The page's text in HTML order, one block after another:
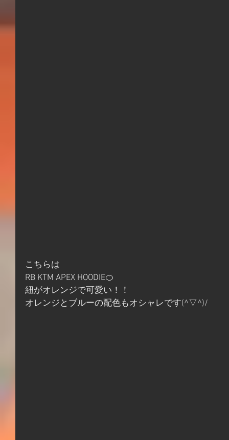
こちらは
RB KTM APEX HOODIE🍊
紐がオレンジで可愛い！！
オレンジとブルーの配色もオシャレです(^▽^)/